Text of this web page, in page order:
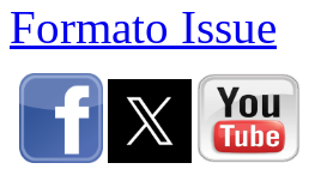
Formato Issue